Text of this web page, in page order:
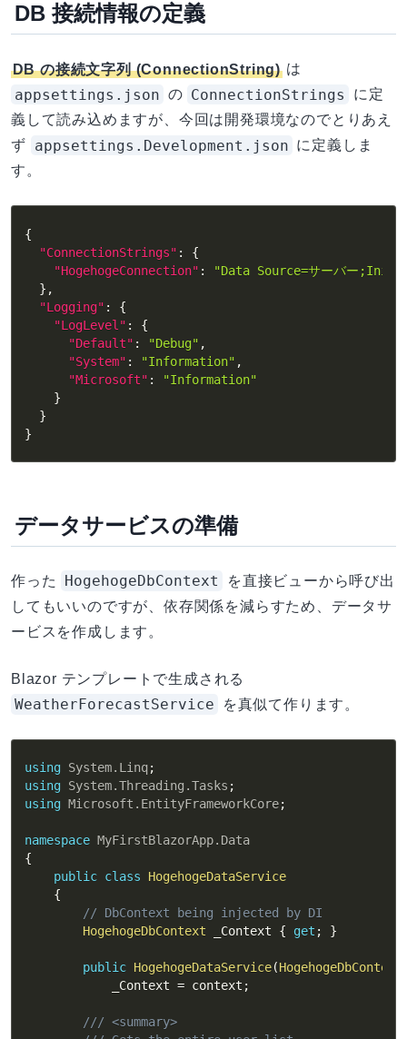
DB 接続情報の定義
DB の接続文字列 (ConnectionString)は
appsettings.json の ConnectionStrings
に定
義して読み込めますが、今回は開発環境なのでとりあえ
ず
appsettings.Development.json に定義しま
す。
{
"ConnectionStrings" :
{
"HogehogeConnection" :
"Data Source=サーバー
} ,
"Logging" :
{
"LogLevel" :
{
"Default" : "Debug" ,
"System" : "Information" ,
"Microsoft" :
"Information"
}
}
}
データサービスの準備
作った HogehogeDbContext
を直接ビューから呼び出
してもいいのですが、依存関係を減らすため、データサ
ービスを作成します。
Blazor テンプレートで生成される
WeatherForecastService を真似て作ります。
using System. Linq;
using System.Threading .Tasks ;
using Microsoft . EntityFrameworkCore;
namespace MyFirstBlazorApp. Data
{
public class
HogehogeDataService
{
// DbContext being injected by DI
HogehogeDbContext _Context { get ; }
public HogehogeDataService(HogehogeDbContext
            _Context
= context ;
/// <summary>